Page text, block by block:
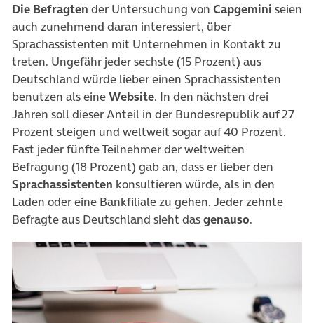
Die Befragten der Untersuchung von Capgemini seien
auch zunehmend daran interessiert, über
Sprachassistenten mit Unternehmen in Kontakt zu
treten. Ungefähr jeder sechste (15 Prozent) aus
Deutschland würde lieber einen Sprachassistenten
benutzen als eineWebsite. In den nächsten drei
Jahren soll dieser Anteil in der Bundesrepublik auf 27
Prozent steigen und weltweit sogar auf 40 Prozent.
Fast jeder fünfte Teilnehmer der weltweiten
Befragung (18 Prozent) gab an, dass er lieber den
Sprachassistenten konsultieren würde, als in den
Laden oder eine Bankfiliale zu gehen. Jeder zehnte
Befragte aus Deutschland sieht dasgenauso.